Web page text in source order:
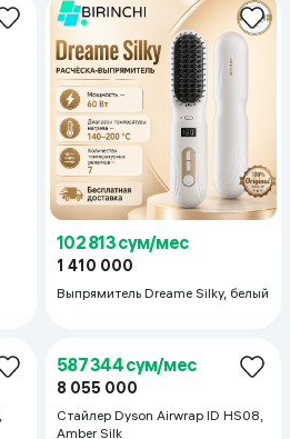
102 813 сум/мес
1 410 000
Выпрямитель Dreame Silky, белый